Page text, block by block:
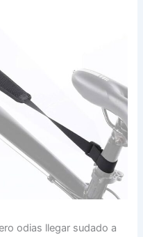
odias llegar sudado a